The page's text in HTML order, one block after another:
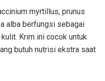
myrtillus, prunus
alba berfungsi sebagai
Krim ini cocok untuk
butuh nutrisi ekstra saat